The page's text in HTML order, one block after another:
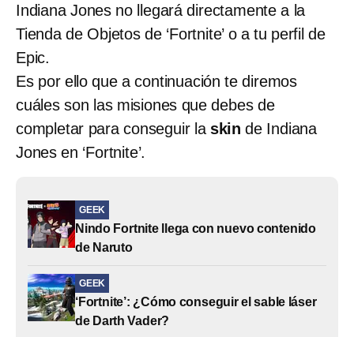
Indiana Jones no llegará directamente a la
Tienda de Objetos de ‘Fortnite’ o a tu perfil de
Epic.
Es por ello que a continuación te diremos
cuáles son las misiones que debes de
completar para conseguir la skin de Indiana
Jones en ‘Fortnite’.
GEEK
Nindo Fortnite llega con nuevo contenido
de Naruto
GEEK
‘Fortnite’: ¿Cómo conseguir el sable láser
de Darth Vader?